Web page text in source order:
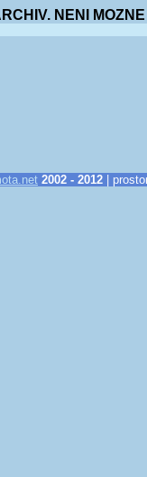
NENI
2002 - 2012 |